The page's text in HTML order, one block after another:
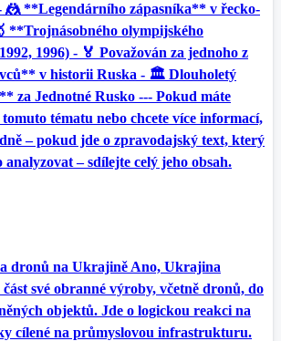
🤼 **Legendárního zápasníka** v řecko-
**Trojnásobného olympijského
1996) - 🏅 Považován za jednoho z
v historii Ruska - 🏛️ Dlouholetý
za Jednotné Rusko --- Pokud máte
tématu nebo chcete více informací,
– pokud jde o zpravodajský text, který
analyzovat – sdílejte celý jeho obsah.
dronů na Ukrajině Ano, Ukrajina
své obranné výroby, včetně dronů, do
objektů. Jde o logickou reakci na
cílené na průmyslovou infrastrukturu.